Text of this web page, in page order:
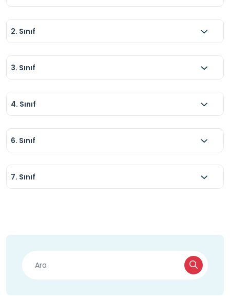
2. Sınıf
3. Sınıf
4. Sınıf
6. Sınıf
7. Sınıf